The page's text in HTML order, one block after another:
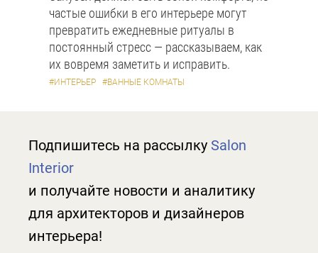
частые ошибки в его интерьере могут
превратить ежедневные ритуалы в
постоянный стресс — рассказываем, как
их вовремя заметить и исправить.
#ИНТЕРЬЕР #ВАННЫЕ КОМНАТЫ
Подпишитесь на рассылку Salon
Interior
и получайте новости и аналитику
для архитекторов и дизайнеров
интерьера!